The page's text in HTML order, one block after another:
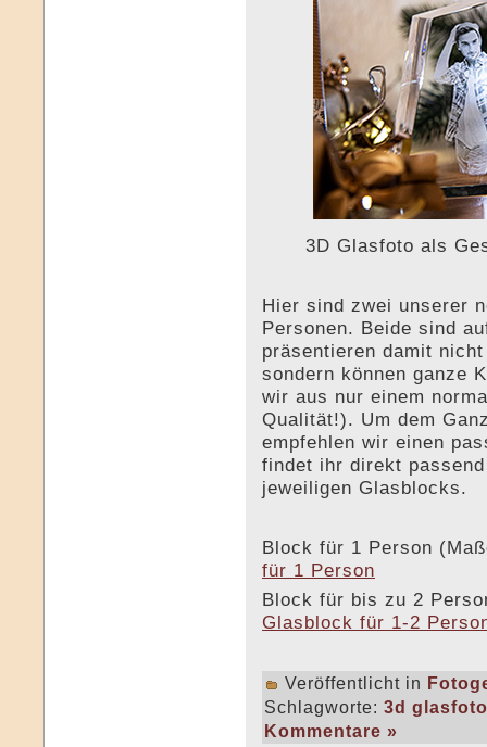
3D Glasfoto als
Hier sind zwei unserer
Personen. Beide sind
präsentieren damit
sondern können ganze
wir aus nur einem
Qualität!). Um dem
empfehlen wir einen
findet ihr direkt
jeweiligen Glasblocks.
Block für 1 Person
für 1 Person
Block für bis zu 2
Glasblock für 1-2
Veröffentlicht in
Schlagworte: 3d glasfoto
Kommentare »